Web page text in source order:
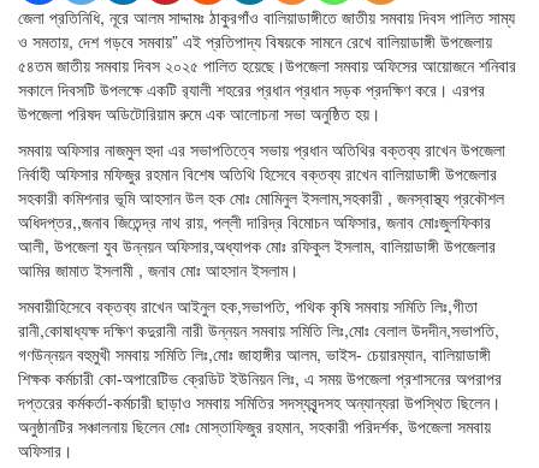
জেলা প্রতিনিধি, নূরে আলম সাদ্দামঃ ঠাকুরগাঁও বালিয়াডাঙ্গীতে জাতীয় সমবায় দিবস পালিত সাম্য
ও সমতায়, দেশ গড়বে সমবায়” এই প্রতিপাদ্য বিষয়কে সামনে রেখে বালিয়াডাঙ্গী উপজেলায়
৫৪তম জাতীয় সমবায় দিবস ২০২৫ পালিত হয়েছে।উপজেলা সমবায় অফিসের আয়োজনে শনিবার
সকালে দিবসটি উপলক্ষে একটি র‌্যালী শহরের প্রধান প্রধান সড়ক প্রদক্ষিণ করে। এরপর
উপজেলা পরিষদ অডিটোরিয়াম রুমে এক আলোচনা সভা অনুষ্ঠিত হয়।
সমবায় অফিসার নাজমুল হুদা এর সভাপতিত্বে সভায় প্রধান অতিথির বক্তব্য রাখেন উপজেলা
নির্বাহী অফিসার মফিজুর রহমান বিশেষ অতিথি হিসেবে বক্তব্য রাখেন বালিয়াডাঙ্গী উপজেলার
সহকারী কমিশনার ভূমি আহসান উল হক মোঃ মোমিনুল ইসলাম,সহকারী , জনস্বাস্থ্য প্রকৌশল
অধিদপ্তর,,জনাব জিতেন্দ্র নাথ রায়, পল্লী দারিদ্র বিমোচন অফিসার, জনাব মোঃজুলফিকার
আলী, উপজেলা যুব উন্নয়ন অফিসার,অধ্যাপক মোঃ রফিকুল ইসলাম, বালিয়াডাঙ্গী উপজেলার
আমির জামাত ইসলামী , জনাব মোঃ আহসান ইসলাম।
সমবায়ীহিসেবে বক্তব্য রাখেন আইনুল হক,সভাপতি, পথিক কৃষি সমবায় সমিতি লিঃ,গীতা
রানী,কোষাধ্যক্ষ দক্ষিণ কদুরানী নারী উন্নয়ন সমবায় সমিতি লিঃ,মোঃ বেলাল উদদীন,সভাপতি,
গণউন্নয়ন বহুমুখী সমবায় সমিতি লিঃ,মোঃ জাহাঙ্গীর আলম, ভাইস- চেয়ারম্যান, বালিয়াডাঙ্গী
শিক্ষক কর্মচারী কো-অপারেটিভ ক্রেডিট ইউনিয়ন লিঃ, এ সময় উপজেলা প্রশাসনের অপরাপর
দপ্তরের কর্মকর্তা-কর্মচারী ছাড়াও সমবায় সমিতির সদস্যবৃন্দসহ অন্যান্যরা উপস্থিত ছিলেন।
অনুষ্ঠানটির সঞ্চালনায় ছিলেন মোঃ মোস্তাফিজুর রহমান, সহকারী পরিদর্শক, উপজেলা সমবায়
অফিসার।